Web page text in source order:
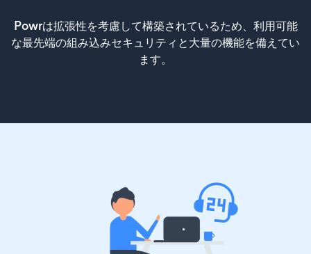
Powrは拡張性を考慮して構築されているため、利用可能
な最先端の組み込みセキュリティと大量の機能を備えてい
ます。